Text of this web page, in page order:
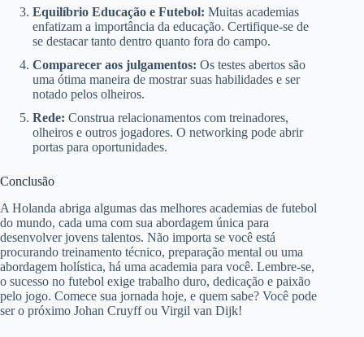
Equilíbrio Educação e Futebol: Muitas academias
enfatizam a importância da educação. Certifique-se de
se destacar tanto dentro quanto fora do campo.
Comparecer aos julgamentos: Os testes abertos são
uma ótima maneira de mostrar suas habilidades e ser
notado pelos olheiros.
Rede: Construa relacionamentos com treinadores,
olheiros e outros jogadores. O networking pode abrir
portas para oportunidades.
Conclusão
A Holanda abriga algumas das melhores academias de futebol
do mundo, cada uma com sua abordagem única para
desenvolver jovens talentos. Não importa se você está
procurando treinamento técnico, preparação mental ou uma
abordagem holística, há uma academia para você. Lembre-se,
o sucesso no futebol exige trabalho duro, dedicação e paixão
pelo jogo. Comece sua jornada hoje, e quem sabe? Você pode
ser o próximo Johan Cruyff ou Virgil van Dijk!